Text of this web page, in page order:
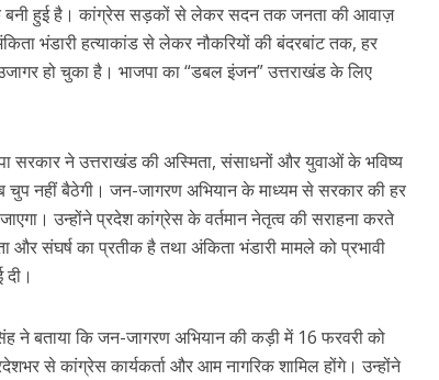
बनी हुई है। कांग्रेस सड़कों से लेकर सदन तक जनता की आवाज़
भंडारी हत्याकांड से लेकर नौकरियों की बंदरबांट तक, हर
हो चुका है। भाजपा का “डबल इंजन” उत्तराखंड के लिए
सरकार ने उत्तराखंड की अस्मिता, संसाधनों और युवाओं के भविष्य
नहीं बैठेगी। जन-जागरण अभियान के माध्यम से सरकार की हर
उन्होंने प्रदेश कांग्रेस के वर्तमान नेतृत्व की सराहना करते
संघर्ष का प्रतीक है तथा अंकिता भंडारी मामले को प्रभावी
ने बताया कि जन-जागरण अभियान की कड़ी में 16 फरवरी को
से कांग्रेस कार्यकर्ता और आम नागरिक शामिल होंगे। उन्होंने